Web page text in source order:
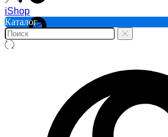
iShop
Каталог